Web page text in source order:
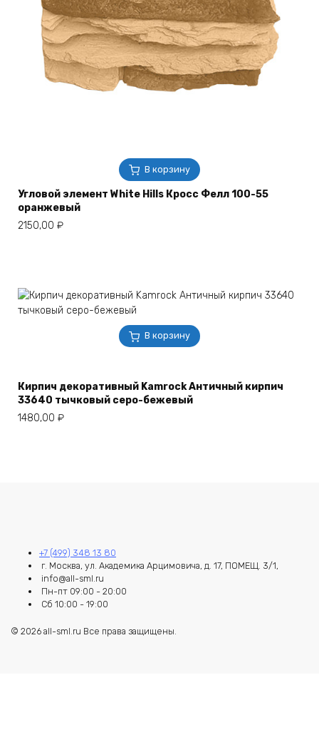
В корзину
Угловой элемент White Hills Кросс Фелл 100-55
оранжевый
2150,00 ₽
В корзину
Кирпич декоративный Kamrock Античный кирпич
33640 тычковый серо-бежевый
1480,00 ₽
+7 (499) 348 13 80
г. Москва, ул. Академика Арцимовича, д. 17, ПОМЕЩ. 3/1,
info@all-sml.ru
Пн-пт 09:00 - 20:00
Сб 10:00 - 19:00
© 2026 all-sml.ru Все права защищены.